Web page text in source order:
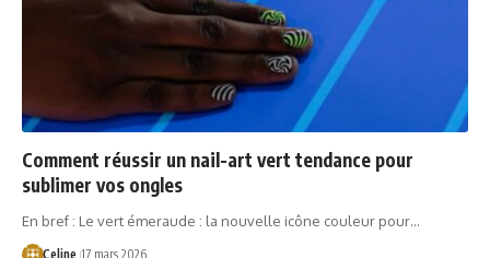
Comment réussir un nail-art vert tendance pour
sublimer vos ongles
En bref : Le vert émeraude : la nouvelle icône couleur pour…
Celine 17 mars 2026